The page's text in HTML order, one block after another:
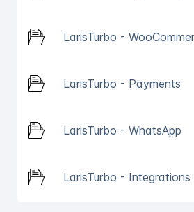
LarisTurbo -
LarisTurbo - Payments
LarisTurbo - WhatsApp
LarisTurbo - Integrations